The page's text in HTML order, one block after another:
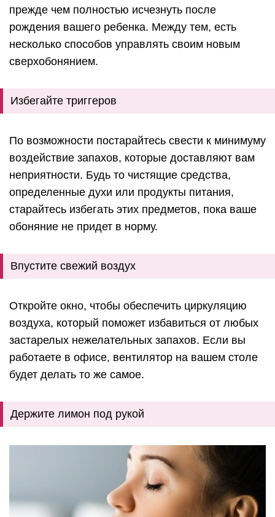
прежде чем полностью исчезнуть после
рождения вашего ребенка. Между тем, есть
несколько способов управлять своим новым
сверхобонянием.
Избегайте триггеров
По возможности постарайтесь свести к минимуму
воздействие запахов, которые доставляют вам
неприятности. Будь то чистящие средства,
определенные духи или продукты питания,
старайтесь избегать этих предметов, пока ваше
обоняние не придет в норму.
Впустите свежий воздух
Откройте окно, чтобы обеспечить циркуляцию
воздуха, который поможет избавиться от любых
застарелых нежелательных запахов. Если вы
работаете в офисе, вентилятор на вашем столе
будет делать то же самое.
Держите лимон под рукой